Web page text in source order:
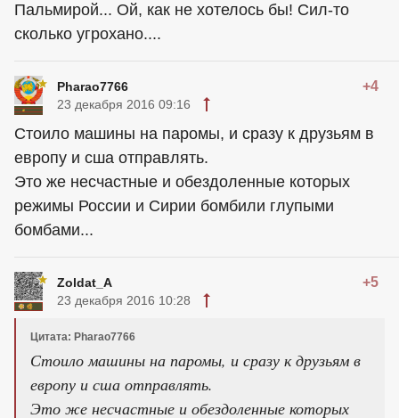
Пальмирой... Ой, как не хотелось бы! Сил-то
сколько угрохано....
Pharao7766 +4
23 декабря 2016 09:16
Стоило машины на паромы, и сразу к друзьям в
европу и сша отправлять.
Это же несчастные и обездоленные которых
режимы России и Сирии бомбили глупыми
бомбами...
Zoldat_A +5
23 декабря 2016 10:28
Цитата: Pharao7766
Стоило машины на паромы, и сразу к друзьям в
европу и сша отправлять.
Это же несчастные и обездоленные которых